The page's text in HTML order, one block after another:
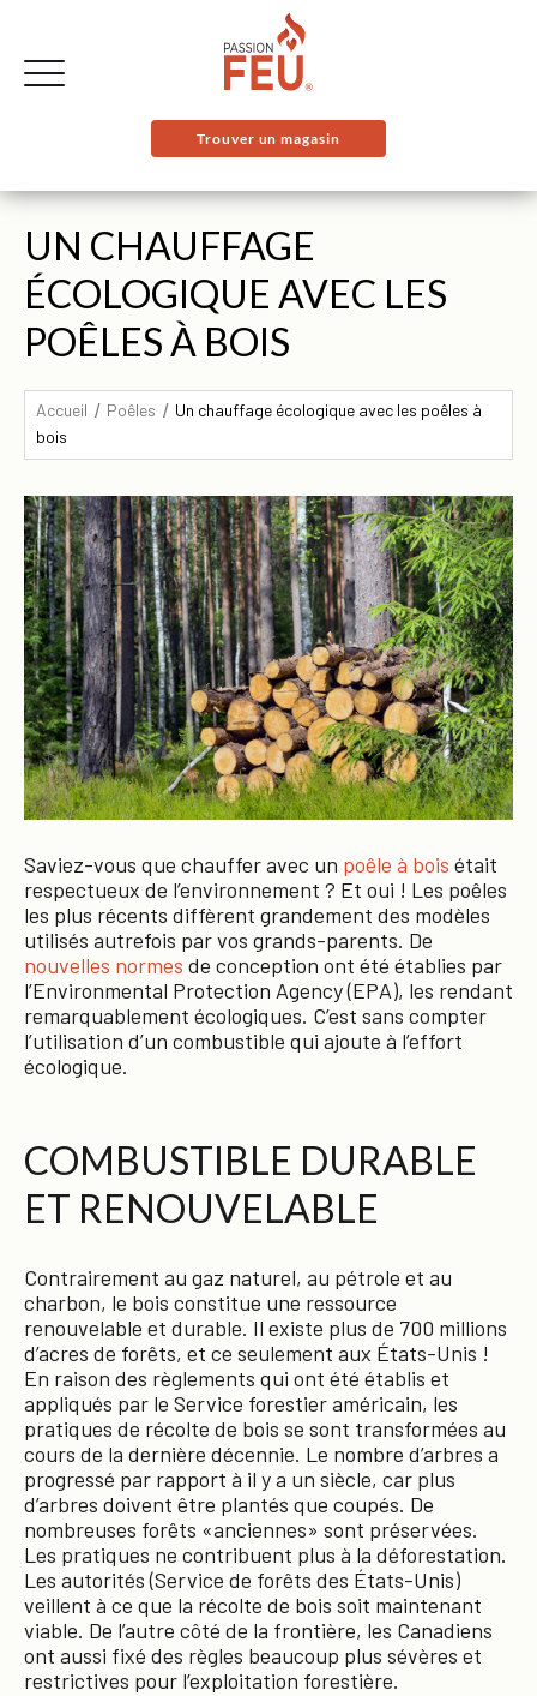
Trouver un magasin
UN CHAUFFAGE
ÉCOLOGIQUE AVEC LES
POÊLES À BOIS
Accueil Poêles
Un chauffage écologique avec les poêles à
bois
Saviez-vous que chauffer avec un poêle à bois était
respectueux de l’environnement ? Et oui ! Les poêles
les plus récents diffèrent grandement des modèles
utilisés autrefois par vos grands-parents. De
nouvelles normes de conception ont été établies par
l’Environmental Protection Agency (EPA), les rendant
remarquablement écologiques. C’est sans compter
l’utilisation d’un combustible qui ajoute à l’effort
écologique.
COMBUSTIBLE DURABLE
ET RENOUVELABLE
Contrairement au gaz naturel, au pétrole et au
charbon, le bois constitue une ressource
renouvelable et durable. Il existe plus de 700 millions
d’acres de forêts, et ce seulement aux États-Unis !
En raison des règlements qui ont été établis et
appliqués par le Service forestier américain, les
pratiques de récolte de bois se sont transformées au
cours de la dernière décennie. Le nombre d’arbres a
progressé par rapport à il y a un siècle, car plus
d’arbres doivent être plantés que coupés. De
nombreuses forêts «anciennes» sont préservées.
Les pratiques ne contribuent plus à la déforestation.
Les autorités (Service de forêts des États-Unis)
veillent à ce que la récolte de bois soit maintenant
viable. De l’autre côté de la frontière, les Canadiens
ont aussi fixé des règles beaucoup plus sévères et
restrictives pour l’exploitation forestière.